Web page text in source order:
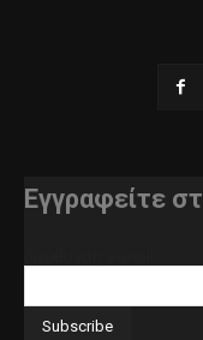
Εγγραφείτε